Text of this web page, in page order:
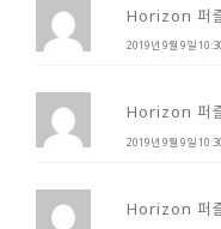
2019년 9월 9일
Horizon 퍼
2019년 9월 9일
Horizon 퍼
Horizon 퍼